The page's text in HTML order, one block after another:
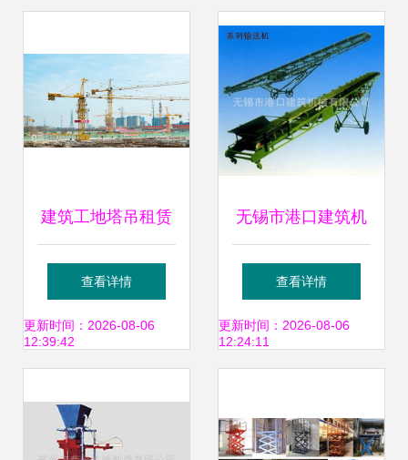
建筑工地塔吊租赁
提升施工效率与安
全的关键选择
查看详情
更新时间：2026-08-06
12:39:42
无锡市港口建筑机
械及设备租赁全览
一站式工程与建筑
查看详情
更新时间：2026-08-06
12:24:11